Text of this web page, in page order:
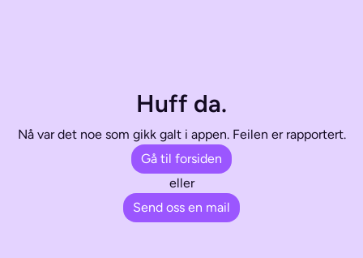
Huff da.
Nå var det noe som gikk galt i appen. Feilen er rapportert.
Gå til forsiden
eller
Send oss en mail